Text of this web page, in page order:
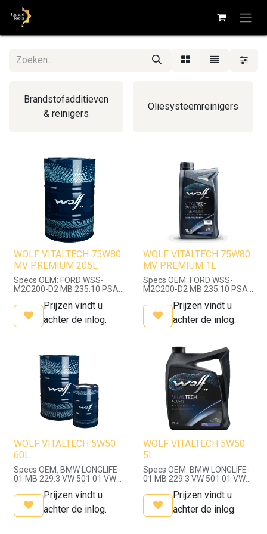
Brandstofadditieven
& reinigers
Oliesysteemreinigers
WOLF VITALTECH 75W80
MV PREMIUM 205L
Specs OEM: FORD WSS-
M2C200-D2 MB 235.10 PSA
G 052 726 / Specs API /
ACEA: API GL-4 +
Prijzen vindt u
achter de inlog.
WOLF VITALTECH 75W80
MV PREMIUM 1L
Specs OEM: FORD WSS-
M2C200-D2 MB 235.10 PSA
G 052 726 / Specs API /
ACEA: API GL-4 +
Prijzen vindt u
achter de inlog.
WOLF VITALTECH 5W50
60L
Specs OEM: BMW LONGLIFE-
01 MB 229.3 VW 501 01 VW
ACEA A3/B4-08 API SN/CF
Prijzen vindt u
achter de inlog.
WOLF VITALTECH 5W50
5L
Specs OEM: BMW LONGLIFE-
01 MB 229.3 VW 501 01 VW
ACEA A3/B4-08 API SN/CF
Prijzen vindt u
achter de inlog.